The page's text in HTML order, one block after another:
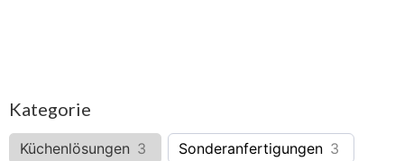
Kategorie
Küchenlösungen 3 Sonderanfertigungen 3